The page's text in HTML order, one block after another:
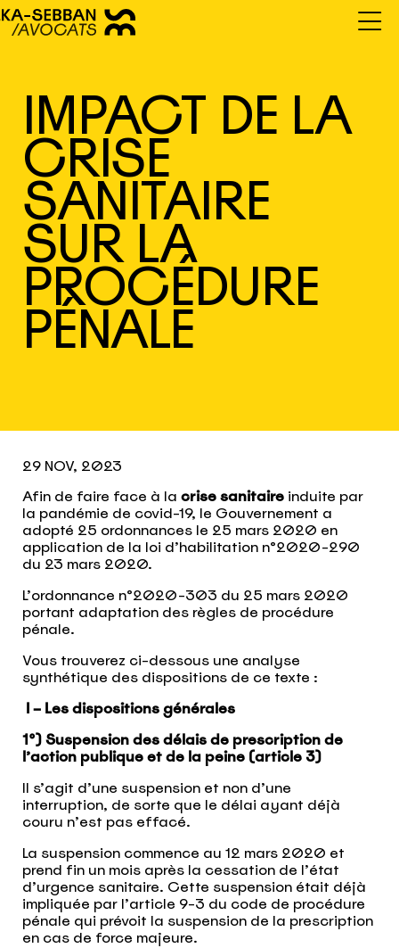
IMPACT DE LA
CRISE
SANITAIRE
SUR LA
PROCÉDURE
PÉNALE
29 NOV, 2023
Afin de faire face à la crise sanitaire induite par
la pandémie de covid-19, le Gouvernement a
adopté 25 ordonnances le 25 mars 2020 en
application de la loi d’habilitation n°2020-290
du 23 mars 2020.
L’ordonnance n°2020-303 du 25 mars 2020
portant adaptation des règles de procédure
pénale.
Vous trouverez ci-dessous une analyse
synthétique des dispositions de ce texte :
I – Les dispositions générales
1°) Suspension des délais de prescription de
l’action publique et de la peine (article 3)
Il s’agit d’une suspension et non d’une
interruption, de sorte que le délai ayant déjà
couru n’est pas effacé.
La suspension commence au 12 mars 2020 et
prend fin un mois après la cessation de l’état
d’urgence sanitaire. Cette suspension était déjà
impliquée par l’article 9-3 du code de procédure
pénale qui prévoit la suspension de la prescription
en cas de force majeure.